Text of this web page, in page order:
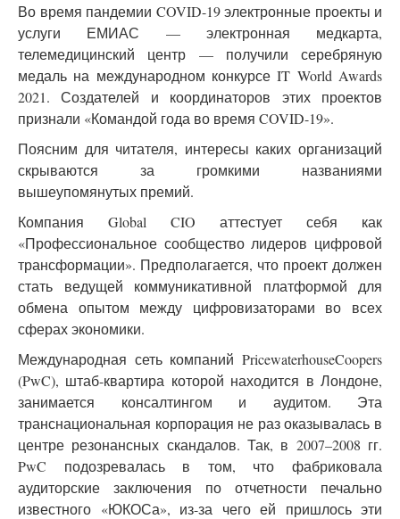
Во время пандемии COVID-19 электронные проекты и
услуги ЕМИАС — электронная медкарта,
телемедицинский центр — получили серебряную
медаль на международном конкурсе IT World Awards
2021. Создателей и координаторов этих проектов
признали «Командой года во время COVID-19».
Поясним для читателя, интересы каких организаций
скрываются за громкими названиями
вышеупомянутых премий.
Компания Global CIO аттестует себя как
«Профессиональное сообщество лидеров цифровой
трансформации». Предполагается, что проект должен
стать ведущей коммуникативной платформой для
обмена опытом между цифровизаторами во всех
сферах экономики.
Международная сеть компаний PricewaterhouseCoopers
(PwC), штаб-квартира которой находится в Лондоне,
занимается консалтингом и аудитом. Эта
транснациональная корпорация не раз оказывалась в
центре резонансных скандалов. Так, в 2007–2008 гг.
PwC подозревалась в том, что фабриковала
аудиторские заключения по отчетности печально
известного «ЮКОСа», из-за чего ей пришлось эти